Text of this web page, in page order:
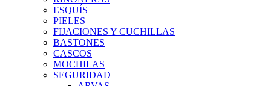
ESQUÍS
PIELES
FIJACIONES Y CUCHILLAS
BASTONES
CASCOS
MOCHILAS
SEGURIDAD